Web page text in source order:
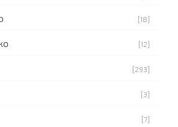
[18]
[12]
[293]
[3]
[7]